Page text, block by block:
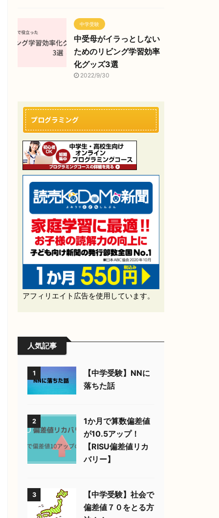
中学受験
中受母がイラっとしない
ためのリビング学習効率
化グッズ3選
2022/9/30
プログラミング
アフィリエイト広告を使用しています。
人気記事
1
【中学受験】NNに
落ちた話
2
1か月で算数偏差値
が10.5アップ！
【RISU偏差値リカ
バリー】
3
【中学受験】社会で
偏差値７０をとる方